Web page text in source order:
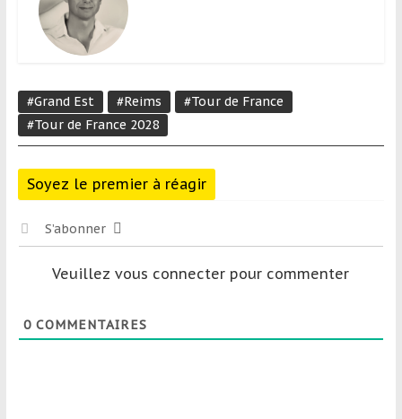
#Grand Est #Reims
#Tour de France
#Tour de France 2028
Soyez le premier à réagir
S’abonner
Veuillez vous connecter pour commenter
0COMMENTAIRES